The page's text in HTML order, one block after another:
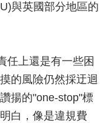
與英國部分地區的
上還是有一些困
的風險仍然採迂迴
揚的"one-stop"標
白，像是違規費